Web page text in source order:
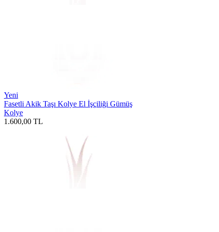
Yeni
Fasetli Akik Taşı Kolye El İşçiliği Gümüş
Kolye
1.600,00 TL